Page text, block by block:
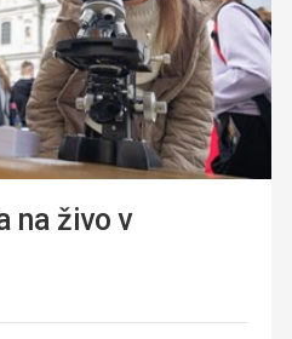
na živo v